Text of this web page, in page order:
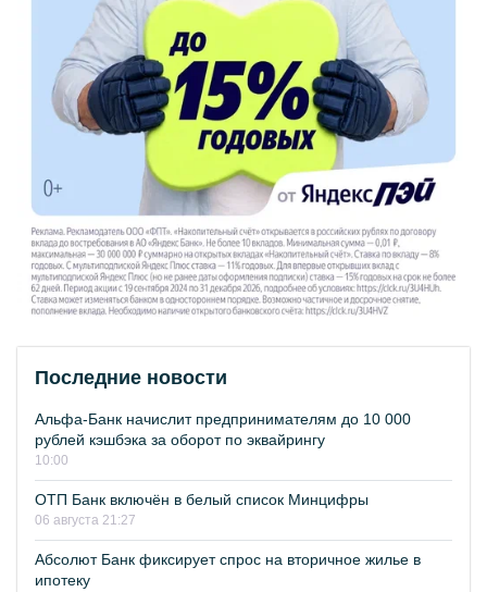
Последние новости
Альфа-Банк начислит предпринимателям до 10 000
рублей кэшбэка за оборот по эквайрингу
10:00
ОТП Банк включён в белый список Минцифры
06 августа 21:27
Абсолют Банк фиксирует спрос на вторичное жилье в
ипотеку